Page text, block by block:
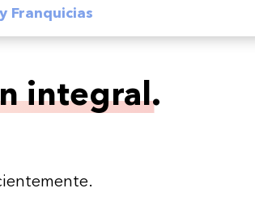
Franquicias
integral.